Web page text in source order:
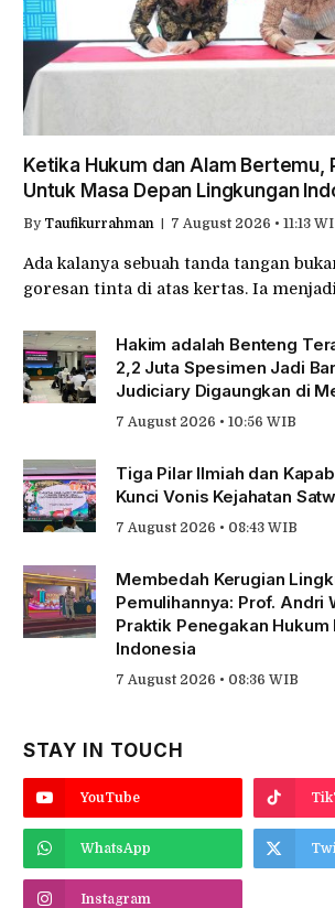
Ketika Hukum dan Alam Bertemu,
Untuk Masa Depan Lingkungan
By Taufikurrahman 7 August 2026 • 11:13
Ada kalanya sebuah tanda tangan
goresan tinta di atas kertas. Ia
Hakim adalah Benteng
2,2 Juta Spesimen Jadi
Judiciary Digaungkan di
7 August 2026 • 10:56 WIB
Tiga Pilar Ilmiah dan
Kunci Vonis Kejahatan
7 August 2026 • 08:43 WIB
Membedah Kerugian
Pemulihannya: Prof. Andri
Praktik Penegakan
Indonesia
7 August 2026 • 08:36 WIB
STAY IN TOUCH
YouTube
WhatsApp
Instagram